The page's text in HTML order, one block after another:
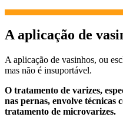
A aplicação de
A aplicação de vasinhos, ou
mas não é insuportável.
O tratamento de varizes,
nas pernas, envolve técnicas
tratamento de microvarizes.